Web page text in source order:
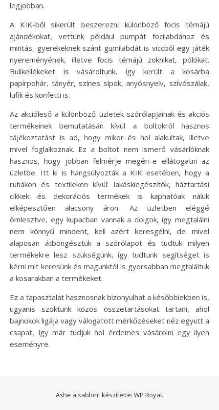
legjobban.
A KIK-ből sikerült beszerezni különböző focis témájú
ajándékokat, vettünk például pumpát focilabdához és
mintás, gyerekeknek szánt gumilabdát is viccből egy játék
nyereményének, illetve focis témájú zoknikat, pólókat.
Bulikellékeket is vásároltunk, így került a kosárba
papírpohár, tányér, színes sípok, anyósnyelv, szívószálak,
lufik és konfetti is.
Az akcióleső a különböző üzletek szórólapjainak és akciós
termékeinek bemutatásán kívül a boltokról hasznos
tájékoztatást is ad, hogy mikor és hol alakultak, illetve
mivel foglalkoznak. Ez a boltot nem ismerő vásárlóknak
hasznos, hogy jobban felmérje megéri-e ellátogatni az
üzletbe. Itt ki is hangsúlyozták a KIK esetében, hogy a
ruhákon és textileken kívül: lakáskiegészítők, háztartási
cikkek és dekorációs termékek is kaphatóak náluk
elképesztően alacsony áron. Az üzletben eléggé
ömlesztve, egy kupacban vannak a dolgok, így megtalálni
nem könnyű mindent, kell azért keresgélni, de mivel
alaposan átböngésztük a szórólapot és tudtuk milyen
termékekre lesz szükségünk, így tudtunk segítséget is
kérni mit keresünk és magunktól is gyorsabban megtaláltuk
a kosarakban a termékeket.
Ez a tapasztalat hasznosnak bizonyulhat a későbbiekben is,
ugyanis szoktunk közös összetartásokat tartani, ahol
bajnokok ligája vagy válogatott mérkőzéseket néz együtt a
csapat, így már tudjuk hol érdemes vásárolni egy ilyen
eseményre.
Ashe a sablont készítette: WP Royal.